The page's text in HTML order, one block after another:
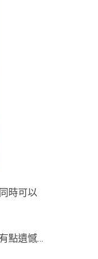
時可以
點遺憾…